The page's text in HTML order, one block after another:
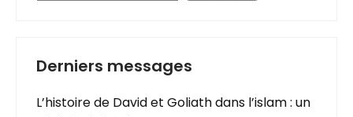
Derniers messages
L’histoire de David et Goliath dans l’islam : un